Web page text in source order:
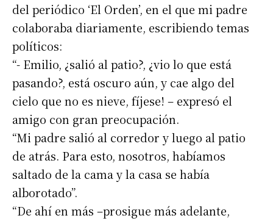
del periódico ‘El Orden’, en el que mi padre
colaboraba diariamente, escribiendo temas
políticos:
“- Emilio, ¿salió al patio?, ¿vio lo que está
pasando?, está oscuro aún, y cae algo del
cielo que no es nieve, fíjese! – expresó el
amigo con gran preocupación.
“Mi padre salió al corredor y luego al patio
de atrás. Para esto, nosotros, habíamos
saltado de la cama y la casa se había
alborotado”.
“De ahí en más –prosigue más adelante,